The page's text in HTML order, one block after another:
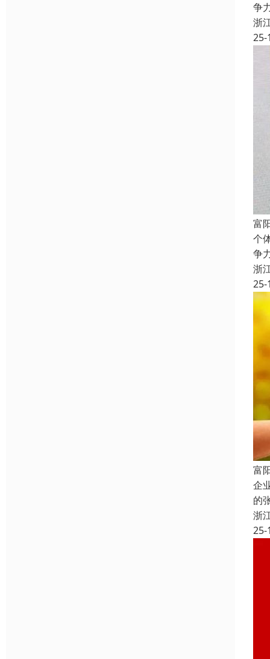
争
浙
25-
富
个
争
浙
25-
富
企
的
浙
25-